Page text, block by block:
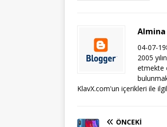
Almina
04-07-
2005
etmekte
KlavX.com'un içerikleri ile
ÖNCEKI